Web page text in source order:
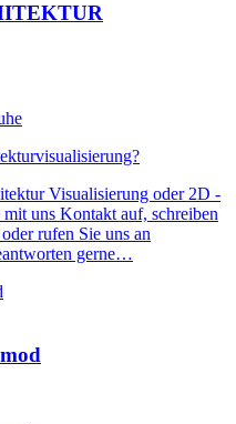
Visualisierung oder 2D -
uns Kontakt auf, schreiben
rufen Sie uns an
gerne…